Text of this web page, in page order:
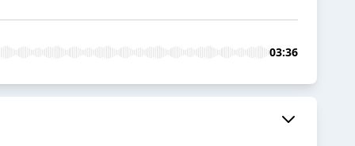
03:36